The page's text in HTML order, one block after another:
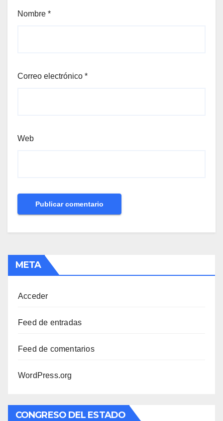
Nombre *
Correo electrónico *
Web
META
Acceder
Feed de entradas
Feed de comentarios
WordPress.org
CONGRESO DEL ESTADO